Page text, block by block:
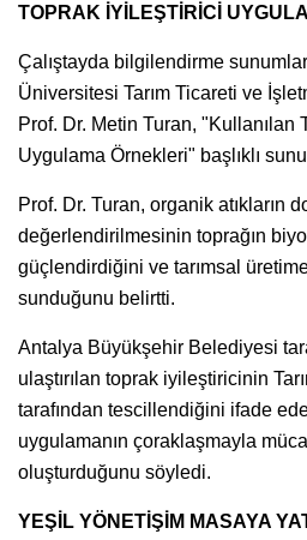
TOPRAK İYİLEŞTİRİCİ
Çalıştayda bilgilendirme
Üniversitesi Tarım Ticareti ve
Prof. Dr. Metin Turan, "Kullanılan
Uygulama Örnekleri" başlıklı
Prof. Dr. Turan, organik atıkların
değerlendirilmesinin toprağın
güçlendirdiğini ve tarımsal
sunduğunu belirtti.
Antalya Büyükşehir Belediyesi
ulaştırılan toprak iyileştiricinin
tarafından tescillendiğini ifade
uygulamanın çoraklaşmayla
oluşturduğunu söyledi.
YEŞİL YÖNETİŞİM MASAYA